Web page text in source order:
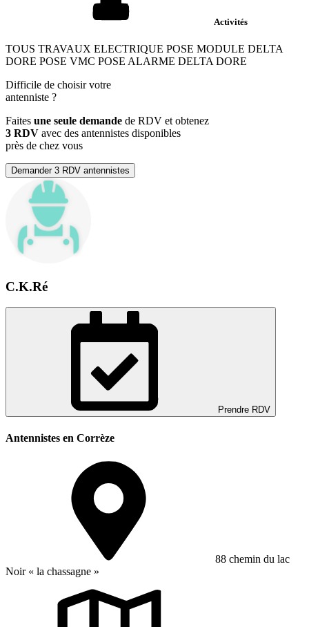
Activités
TOUS TRAVAUX ELECTRIQUE POSE MODULE DELTA
DORE POSE VMC POSE ALARME DELTA DORE
Difficile de choisir votre
antenniste ?
Faites une seule demande de RDV et obtenez
3 RDV avec des antennistes disponibles
près de chez vous
Demander 3 RDV antennistes
C.K.Ré
Prendre RDV
Antennistes en Corrèze
88 chemin du lac
Noir « la chassagne »